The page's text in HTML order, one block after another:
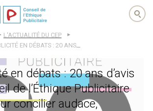
L'ACTUALITÉ DU CEP
26.11.2025 – LA PUBLICITÉ EN DÉBATS : 20 ANS D’AVIS DU CONSEIL DE L’ÉTHIQUE PUBLICITAIRE POUR CONCILIER AUDACE, REPRÉSENTATIONS ET TRANSITIONS
en débats : 20 ans d’avis
de l’Éthique Publicitaire
concilier audace,